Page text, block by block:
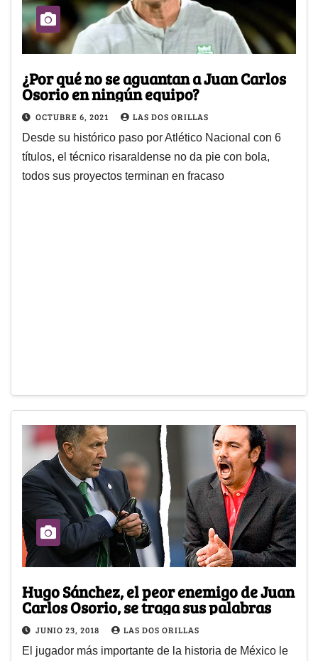
¿Por qué no se aguantan a Juan Carlos
Osorio en ningún equipo?
OCTUBRE 6, 2021 LAS DOS ORILLAS
Desde su histórico paso por Atlético Nacional con 6
títulos, el técnico risaraldense no da pie con bola,
todos sus proyectos terminan en fracaso
Hugo Sánchez, el peor enemigo de Juan
Carlos Osorio, se traga sus palabras
JUNIO 23, 2018 LAS DOS ORILLAS
El jugador más importante de la historia de México le